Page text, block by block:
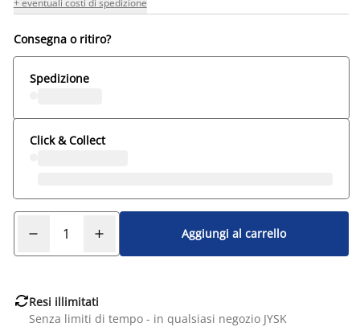
Consegna o ritiro?
Spedizione
Click & Collect
Aggiungi al carrello
Resi illimitati
Senza limiti di tempo - in qualsiasi negozio JYSK